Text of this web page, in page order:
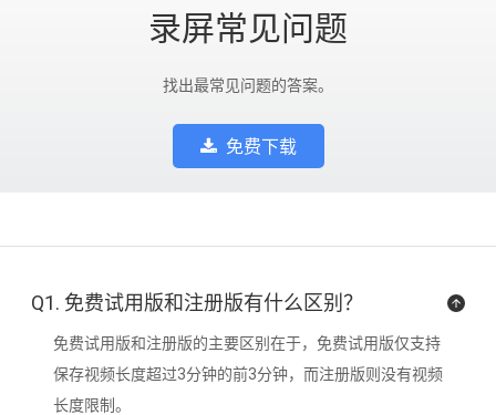
录屏常见问题
找出最常见问题的答案。
免费下载
Q1. 免费试用版和注册版有什么区别？
免费试用版和注册版的主要区别在于，免费试用版仅支持
保存视频长度超过3分钟的前3分钟，而注册版则没有视频
长度限制。